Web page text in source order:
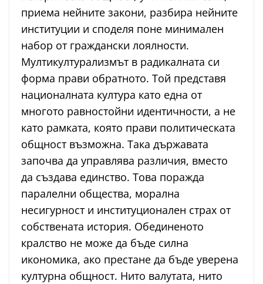
приема нейните закони, разбира нейните
институции и споделя поне минимален
набор от граждански лоялности.
Мултикултурализмът в радикалната си
форма прави обратното. Той представя
националната култура като една от
многото равностойни идентичности, а не
като рамката, която прави политическата
общност възможна. Така държавата
започва да управлява различия, вместо
да създава единство. Това поражда
паралелни общества, морална
несигурност и институционален страх от
собствената история. Обединеното
кралство не може да бъде силна
икономика, ако престане да бъде уверена
културна общност. Нито валутата, нито